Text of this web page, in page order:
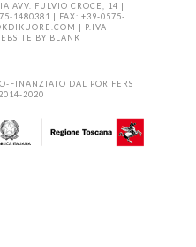
AVV. FULVIO CROCE, 14 |
1480381 | FAX: +39-0575-
| P.IVA
BY BLANK
FINANZIATO DAL POR FERS
2020